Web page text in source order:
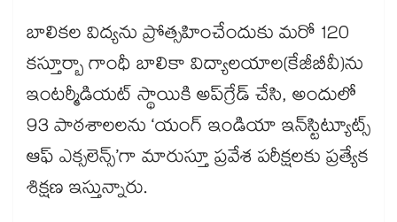
బాలికల విద్యను ప్రోత్సహించేందుకు మరో 120
కస్తూర్బా గాంధీ బాలికా విద్యాలయాల(కేజీబీవీ)ను
ఇంటర్మీడియట్ స్థాయికి అప్‌‌‌‌‌‌‌‌‌‌‌‌‌‌‌‌గ్రేడ్ చేసి, అందులో
93 పాఠశాలలను ‘యంగ్ ఇండియా ఇన్‌‌‌‌‌‌‌‌‌‌‌‌‌‌‌‌స్టిట్యూట్స్
ఆఫ్ ఎక్సలెన్స్’గా మారుస్తూ ప్రవేశ పరీక్షలకు ప్రత్యేక
శిక్షణ ఇస్తున్నారు.